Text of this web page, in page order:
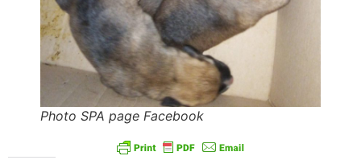
Photo SPA page Facebook